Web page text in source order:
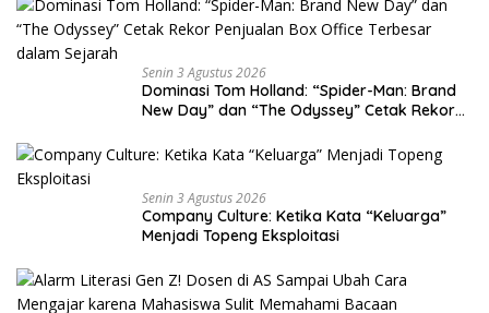
Senin 3 Agustus 2026
Dominasi Tom Holland: “Spider-Man: Brand
New Day” dan “The Odyssey” Cetak Rekor
Sejarah
Senin 3 Agustus 2026
Company Culture: Ketika Kata “Keluarga”
Menjadi Topeng Eksploitasi